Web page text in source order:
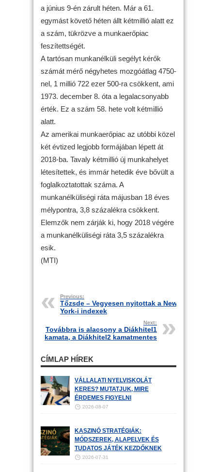
a június 9-én zárult héten. Már a 61.
egymást követő héten állt kétmillió alatt ez
a szám, tükrözve a munkaerőpiac
feszítettségét.
A tartósan munkanélküli segélyt kérők
számát mérő négyhetes mozgóátlag 4750-
nel, 1 millió 722 ezer 500-ra csökkent, ami
1973. december 8. óta a legalacsonyabb
érték. Ez a szám 58. hete volt kétmillió
alatt.
Az amerikai munkaerőpiac az utóbbi közel
két évtized legjobb formájában lépett át
2018-ba. Tavaly kétmillió új munkahelyet
létesítettek, és immár hetedik éve bővült a
foglalkoztatottak száma. A
munkanélküliségi ráta májusban 18 éves
mélypontra, 3,8 százalékra csökkent.
Elemzők nem zárják ki, hogy 2018 végére
a munkanélküliségi ráta 3,5 százalékra
esik.
(MTI)
Previous:
Tőzsde – Vegyesen nyitottak a New
York-i indexek
Next:
Továbbra is alacsony a Diákhitel1
kamata, a Diákhitel2 kamatmentes
CÍMLAP HÍREK
VÁLLALATI NYELVISKOLÁT
KERES? MUTATJUK, MIRE
ÉRDEMES FIGYELNI
2026-08-07
KASZINÓ STRATÉGIÁK:
MÓDSZEREK, ALAPELVEK ÉS
TUDATOS JÁTÉK KEZDŐKNEK
2026-07-31